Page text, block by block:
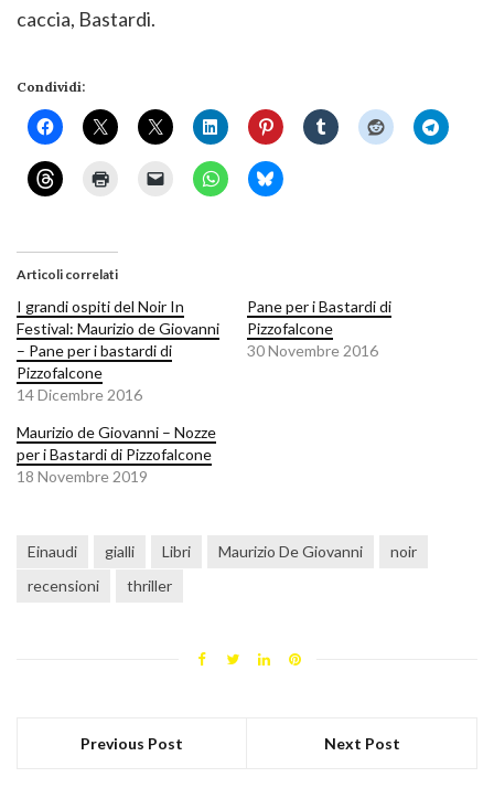
caccia, Bastardi.
Condividi:
Articoli correlati
I grandi ospiti del Noir In
Festival: Maurizio de Giovanni
– Pane per i bastardi di
Pizzofalcone
14 Dicembre 2016
Pane per i Bastardi di
Pizzofalcone
30 Novembre 2016
Maurizio de Giovanni – Nozze
per i Bastardi di Pizzofalcone
18 Novembre 2019
Einaudi gialli Libri Maurizio De Giovanni
noir
recensioni
thriller
Previous Post Next Post